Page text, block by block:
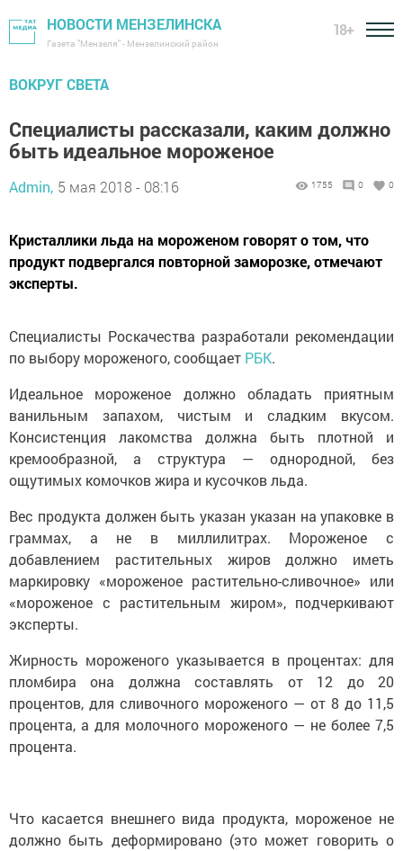
НОВОСТИ МЕНЗЕЛИНСКА
Газета "Мензеля" - Мензелинский район
18+
ВОКРУГ СВЕТА
Специалисты рассказали, каким должно
быть идеальное мороженое
Admin, 5 мая 2018 - 08:16 1755 0 0
Кристаллики льда на мороженом говорят о том, что
продукт подвергался повторной заморозке, отмечают
эксперты.
Специалисты Роскачества разработали рекомендации
по выбору мороженого, сообщает РБК.
Идеальное мороженое должно обладать приятным
ванильным запахом, чистым и сладким вкусом.
Консистенция лакомства должна быть плотной и
кремообразной, а структура — однородной, без
ощутимых комочков жира и кусочков льда.
Вес продукта должен быть указан указан на упаковке в
граммах, а не в миллилитрах. Мороженое с
добавлением растительных жиров должно иметь
маркировку «мороженое растительно-сливочное» или
«мороженое с растительным жиром», подчеркивают
эксперты.
Жирность мороженого указывается в процентах: для
пломбира она должна составлять от 12 до 20
процентов, для сливочного мороженого — от 8 до 11,5
процента, а для молочного мороженого — не более 7,5
процента.
Что касается внешнего вида продукта, мороженое не
должно быть деформировано (это может говорить о